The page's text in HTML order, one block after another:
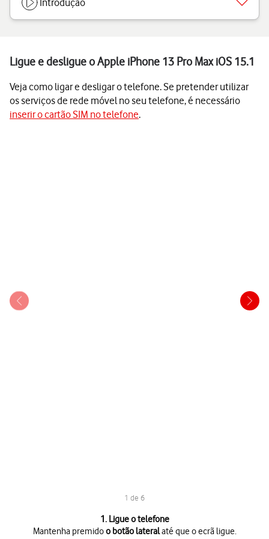
Introdução
Ligue e desligue o Apple iPhone 13 Pro Max iOS 15.1
Veja como ligar e desligar o telefone. Se pretender utilizar
os serviços de rede móvel no seu telefone, é necessário
inserir o cartão SIM no telefone.
1 de 6
1. Ligue o telefone
Mantenha premidoo botão lateralaté que o ecrã ligue.